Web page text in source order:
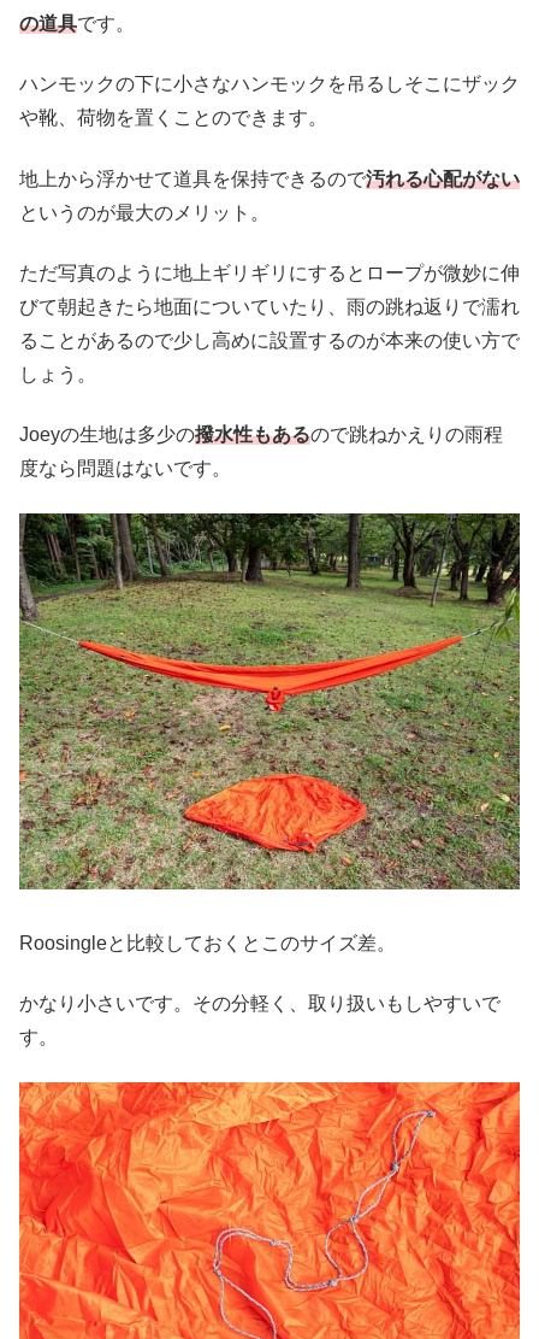
の道具です。
ハンモックの下に小さなハンモックを吊るしそこにザック
や靴、荷物を置くことのできます。
地上から浮かせて道具を保持できるので汚れる心配がない
というのが最大のメリット。
ただ写真のように地上ギリギリにするとロープが微妙に伸
びて朝起きたら地面についていたり、雨の跳ね返りで濡れ
ることがあるので少し高めに設置するのが本来の使い方で
しょう。
Joeyの生地は多少の撥水性もあるので跳ねかえりの雨程
度なら問題はないです。
Roosingleと比較しておくとこのサイズ差。
かなり小さいです。その分軽く、取り扱いもしやすいで
す。